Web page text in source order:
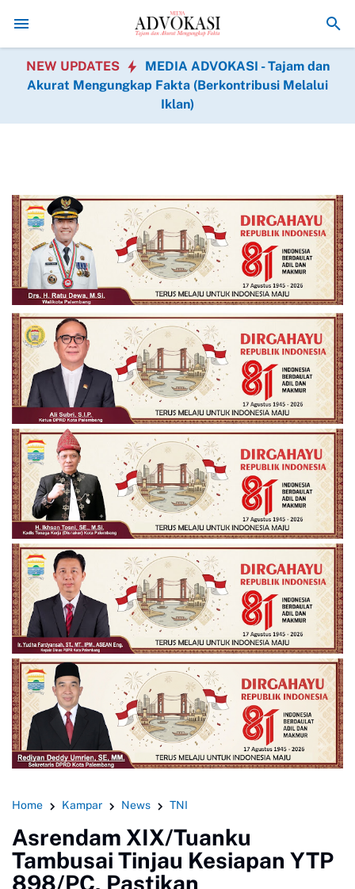
Kepada Allah SWT Atas Keberhasilan Pembuatan Sumur Tahap
NEW UPDATES
MEDIA ADVOKASI - Tajam dan
Akurat Mengungkap Fakta (Berkontribusi Melalui
Iklan)
Home Kampar News TNI
Asrendam XIX/Tuanku
Tambusai Tinjau Kesiapan YTP
898/PC, Pastikan